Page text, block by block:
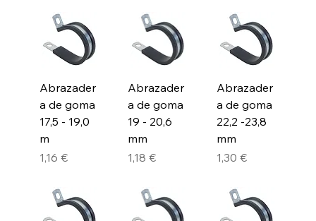
Abrazader
a de goma
17,5 - 19,0
m
Precio
1,16 €
Abrazader
a de goma
19 - 20,6
mm
Precio
1,18 €
Abrazader
a de goma
22,2 -23,8
mm
Precio
1,30 €